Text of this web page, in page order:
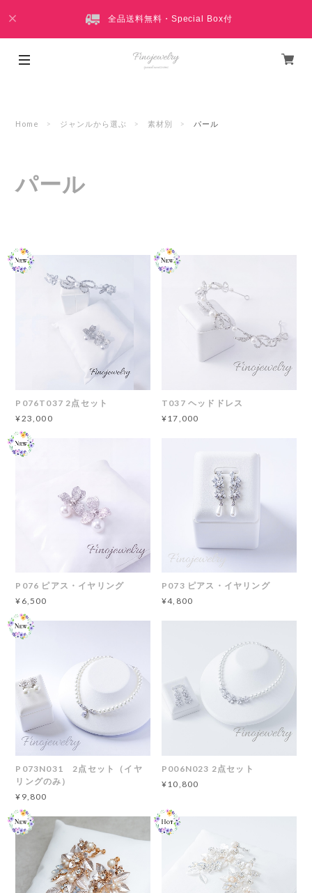
全品送料無料・Special Box付
Home ジャンルから選ぶ 素材別 パール
パール
P076T037 2点セット
¥23,000
T037 ヘッドドレス
¥17,000
P076 ピアス・イヤリング
¥6,500
P073 ピアス・イヤリング
¥4,800
P073N031 2点セット（イヤ
リングのみ）
¥9,800
P006N023 2点セット
¥10,800